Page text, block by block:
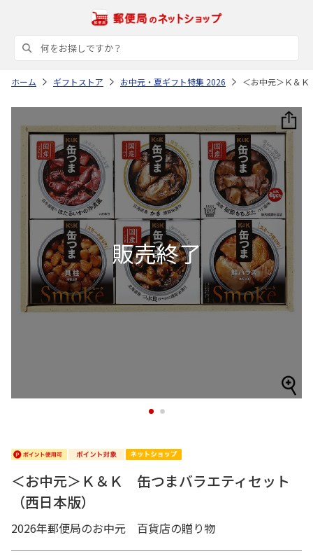
ホーム ギフトストア お中元・夏ギフト特集 2026 ＜お中元＞Ｋ＆
1 2
＜お中元＞Ｋ＆Ｋ 缶つまバラエティセット
（西日本版）
2026年郵便局のお中元 百貨店の贈り物